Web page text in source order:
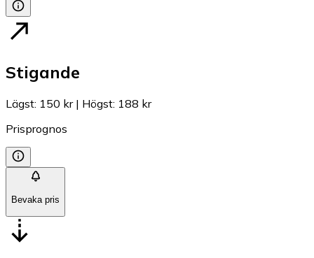
Stigande
Lägst: 150 kr| Högst: 188 kr
Prisprognos
Bevaka pris